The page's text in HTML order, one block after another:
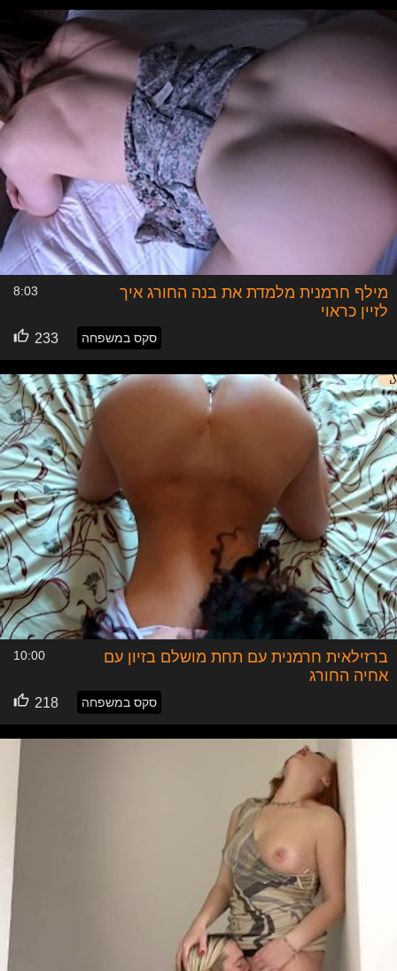
מילף חרמנית מלמדת את בנה החורג איך
לזיין כראוי
8:03
סקס במשפחה 233
ברזילאית חרמנית עם תחת מושלם בזיון עם
אחיה החורג
10:00
סקס במשפחה 218